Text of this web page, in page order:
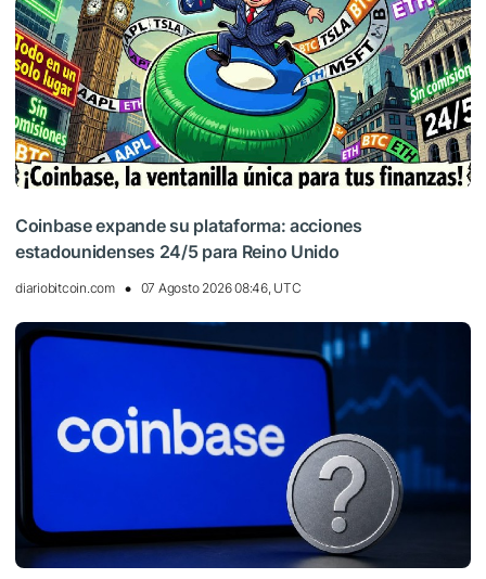
Coinbase expande su plataforma: acciones
estadounidenses 24/5 para Reino Unido
diariobitcoin.com 07 Agosto 2026 08:46, UTC